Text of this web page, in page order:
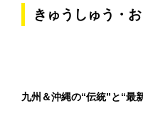
きゅうしゅう・
九州＆沖縄の“伝統”と“最